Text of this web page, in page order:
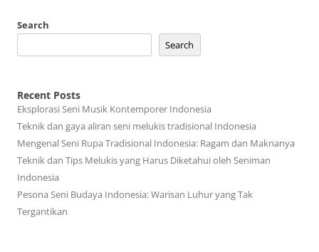
Search
Search
Recent Posts
Eksplorasi Seni Musik Kontemporer Indonesia
Teknik dan gaya aliran seni melukis tradisional Indonesia
Mengenal Seni Rupa Tradisional Indonesia: Ragam dan Maknanya
Teknik dan Tips Melukis yang Harus Diketahui oleh Seniman
Indonesia
Pesona Seni Budaya Indonesia: Warisan Luhur yang Tak
Tergantikan